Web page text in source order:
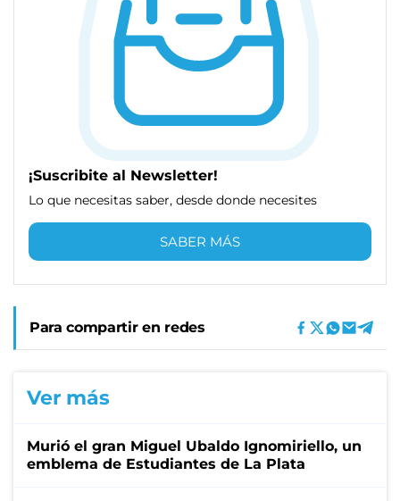
¡Suscribite al Newsletter!
Lo que necesitas saber, desde donde necesites
SABER MÁS
Para compartir en redes
Ver más
Murió el gran Miguel Ubaldo Ignomiriello, un
emblema de Estudiantes de La Plata